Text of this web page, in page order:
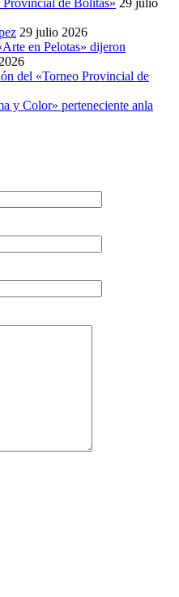
de Bolitas» 29 julio
29 julio 2026
en Pelotas» dijeron
del «Torneo Provincial de
y Color» perteneciente anla